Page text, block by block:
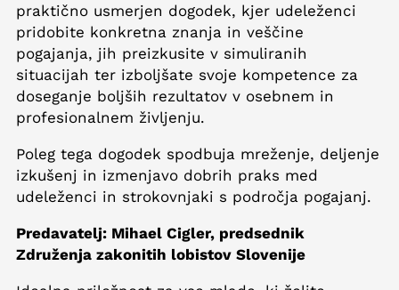
praktično usmerjen dogodek, kjer udeleženci
pridobite konkretna znanja in veščine
pogajanja, jih preizkusite v simuliranih
situacijah ter izboljšate svoje kompetence za
doseganje boljših rezultatov v osebnem in
profesionalnem življenju.
Poleg tega dogodek spodbuja mreženje, deljenje
izkušenj in izmenjavo dobrih praks med
udeleženci in strokovnjaki s področja pogajanj.
Predavatelj: Mihael Cigler, predsednik
Združenja zakonitih lobistov Slovenije